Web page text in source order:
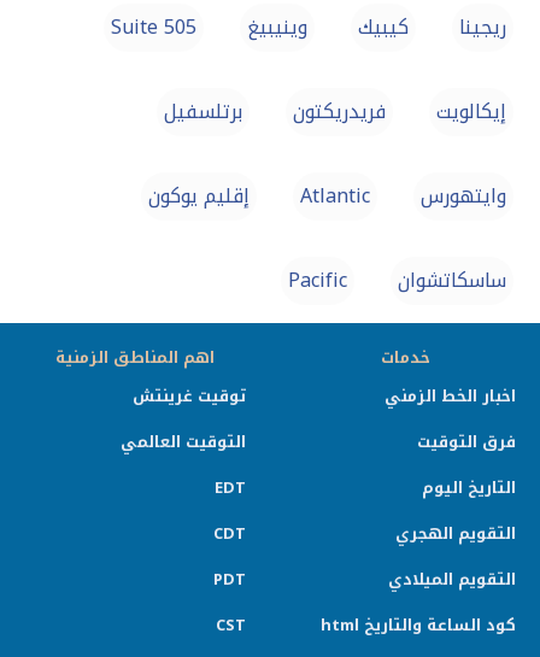
ريجينا كيبيك وينيبيغ Suite 505
إيكالويت فريدريكتون برتلسفيل
وايتهورس Atlantic إقليم يوكون
ساسكاتشوان Pacific
خدمات
اخبار الخط الزمني
فرق التوقيت
التاريخ اليوم
التقويم الهجري
التقويم الميلادي
كود الساعة والتاريخ html
اهم المناطق الزمنية
توقيت غرينتش
التوقيت العالمي
EDT
CDT
PDT
CST